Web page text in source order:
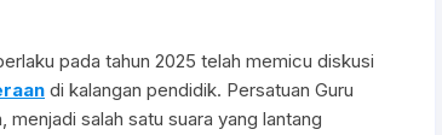
pada tahun 2025 telah memicu diskusi
di kalangan pendidik. Persatuan Guru
salah satu suara yang lantang